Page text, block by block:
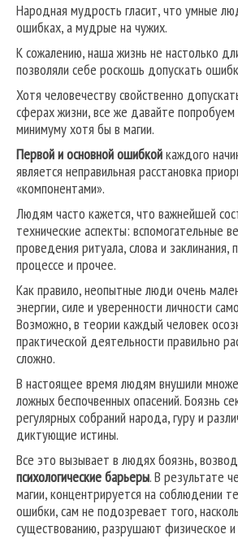
Народная мудрость гласит, что умные
ошибках, а мудрые на чужих.
К сожалению, наша жизнь не настолько
позволяли себе роскошь допускать
Хотя человечеству свойственно
сферах жизни, все же давайте попробуем
минимуму хотя бы в магии.
Первой и основной ошибкойкаждого
является неправильная расстановка
«компонентами».
Людям часто кажется, что важнейшей
технические аспекты: вспомогательные
проведения ритуала, слова и заклинания,
процессе и прочее.
Как правило, неопытные люди очень
энергии, силе и уверенности личности
Возможно, в теории каждый человек
практической деятельности правильно
сложно.
В настоящее время людям внушили
ложных беспочвенных опасений. Боязнь
регулярных собраний народа, гуру и
диктующие истины.
Все это вызывает в людях боязнь,
психологические барьеры. В результате
магии, концентрируется на соблюдении
ошибки, сам не подозревает того,
существованию, разрушают физическое